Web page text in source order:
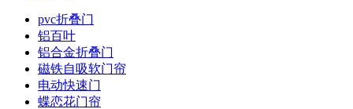
pvc折叠门
铝百叶
铝合金折叠门
磁铁自吸软门帘
电动快速门
蝶恋花门帘